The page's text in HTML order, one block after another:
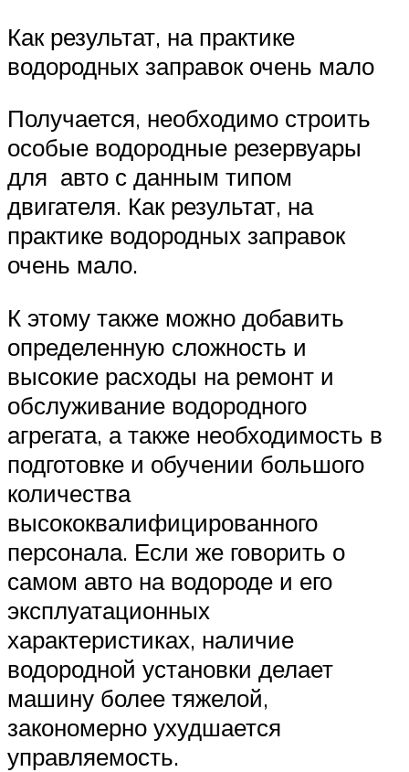
Как результат, на практике
водородных заправок очень мало
Получается, необходимо строить
особые водородные резервуары
для авто с данным типом
двигателя. Как результат, на
практике водородных заправок
очень мало.
К этому также можно добавить
определенную сложность и
высокие расходы на ремонт и
обслуживание водородного
агрегата, а также необходимость в
подготовке и обучении большого
количества
высококвалифицированного
персонала. Если же говорить о
самом авто на водороде и его
эксплуатационных
характеристиках, наличие
водородной установки делает
машину более тяжелой,
закономерно ухудшается
управляемость.